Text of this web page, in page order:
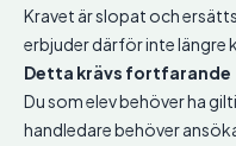
Kravet är slopat och
erbjuder därför inte längre
Detta krävs fortfarande
Du som elev behöver ha
handledare behöver